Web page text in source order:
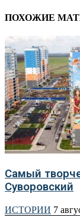
ПОХОЖИЕ
Самый
Суворовский
ИСТОРИИ 7